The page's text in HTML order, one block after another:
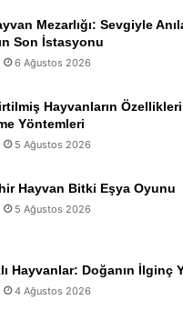
Mezarlığı: Sevgiyle
Son İstasyonu
6 Ağustos 2026
Hayvanların
Yöntemleri
5 Ağustos 2026
Hayvan Bitki Eşya Oyunu
5 Ağustos 2026
Hayvanlar: Doğanın İlginç
4 Ağustos 2026